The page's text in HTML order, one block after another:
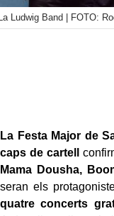
Ludwig Band | FOTO:
La Festa Major de
caps de cartell
Mama Dousha,
seran els
quatre concerts